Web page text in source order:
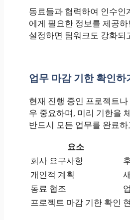
동료들과 협력하여 인수인
에게 필요한 정보를 제공
설정하면 팀워크도 강화되
업무 마감 기한 확인하
현재 진행 중인 프로젝트
우 중요하며, 미리 기한을
반드시 모든 업무를 완료
요소
회사 요구사항
개인적 계획
동료 협조
프로젝트 마감 기한 확인